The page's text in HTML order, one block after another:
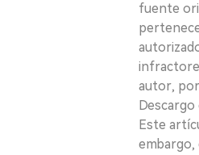
fuente
autor,
Descargo
Este
embargo,